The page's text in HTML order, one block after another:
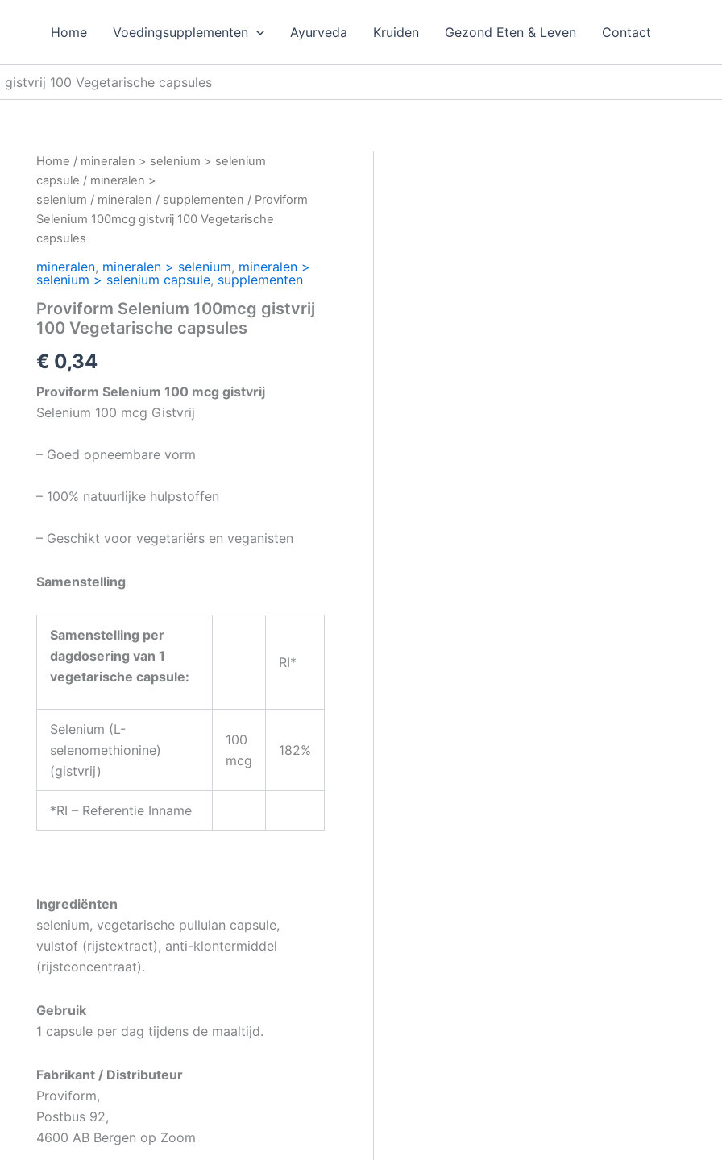
Home Voedingsupplementen Ayurveda Kruiden Gezond Eten & Leven Contact
100 Vegetarische capsules
Home / mineralen > selenium > selenium
capsule / mineralen >
selenium / mineralen / supplementen / Proviform
Selenium 100mcg gistvrij 100 Vegetarische
capsules
mineralen, mineralen > selenium, mineralen >
selenium > selenium capsule, supplementen
Proviform Selenium 100mcg gistvrij
100 Vegetarische capsules
€ 0,34
Proviform Selenium 100 mcg gistvrij
Selenium 100 mcg Gistvrij
– Goed opneembare vorm
– 100% natuurlijke hulpstoffen
– Geschikt voor vegetariërs en veganisten
Samenstelling
Samenstelling per
dagdosering van 1
vegetarische capsule:
RI*
Selenium (L-
selenomethionine)
(gistvrij)
100
mcg
182%
*RI – Referentie Inname
Ingrediënten
selenium, vegetarische pullulan capsule,
vulstof (rijstextract), anti-klontermiddel
(rijstconcentraat).
Gebruik
1 capsule per dag tijdens de maaltijd.
Fabrikant / Distributeur
Proviform,
Postbus 92,
4600 AB Bergen op Zoom